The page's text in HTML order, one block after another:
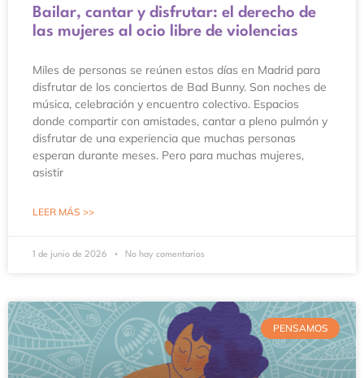
Bailar, cantar y disfrutar: el derecho de
las mujeres al ocio libre de violencias
Miles de personas se reúnen estos días en Madrid para
disfrutar de los conciertos de Bad Bunny. Son noches de
música, celebración y encuentro colectivo. Espacios
donde compartir con amistades, cantar a pleno pulmón y
disfrutar de una experiencia que muchas personas
esperan durante meses. Pero para muchas mujeres,
asistir
LEER MÁS >>
1 de junio de 2026 No hay comentarios
PENSAMOS